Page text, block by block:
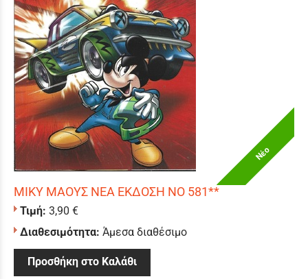
Νέο
ΜΙΚΥ ΜΑΟΥΣ ΝΕΑ ΕΚΔΟΣΗ ΝΟ 581**
Τιμή: 3,90 €
Διαθεσιμότητα: Άμεσα διαθέσιμο
Προσθήκη στο Καλάθι